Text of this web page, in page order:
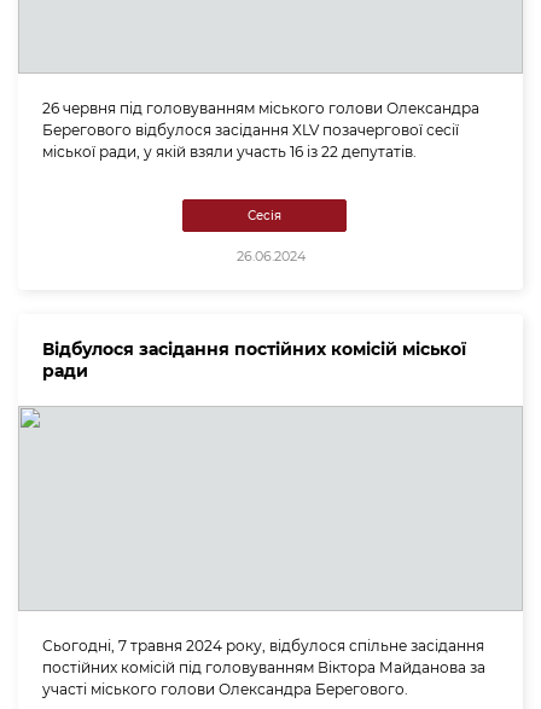
26 червня під головуванням міського голови Олександра
Берегового відбулося засідання XLV позачергової сесії
міської ради, у якій взяли участь 16 із 22 депутатів.
Сесія
26.06.2024
Відбулося засідання постійних комісій міської
ради
Сьогодні, 7 травня 2024 року, відбулося спільне засідання
постійних комісій під головуванням Віктора Майданова за
участі міського голови Олександра Берегового.